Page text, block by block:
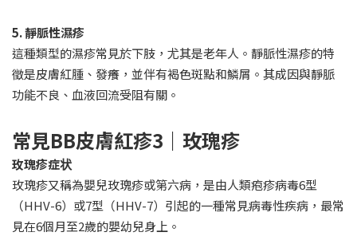
5. 靜脈性濕疹
這種類型的濕疹常見於下肢，尤其是老年人。靜脈性濕疹的特
徵是皮膚紅腫、發癢，並伴有褐色斑點和鱗屑。其成因與靜脈
功能不良、血液回流受阻有關。
常見BB皮膚紅疹3｜玫瑰疹
玫瑰疹症状
玫瑰疹又稱為嬰兒玫瑰疹或第六病，是由人類疱疹病毒6型
（HHV-6）或7型（HHV-7）引起的一種常見病毒性疾病，最常
見在6個月至2歲的嬰幼兒身上。